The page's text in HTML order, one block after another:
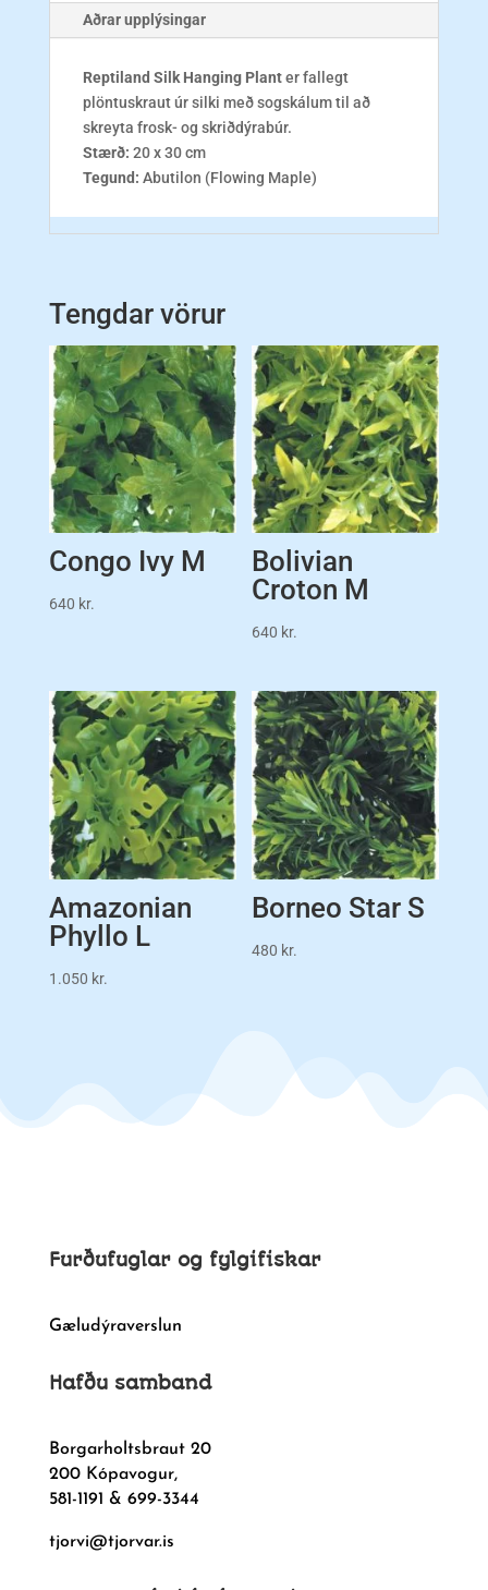
Aðrar upplýsingar
Reptiland Silk Hanging Planter fallegt
plöntuskraut úr silki með sogskálum til að
skreyta frosk- og skriðdýrabúr.
Stærð: 20 x 30 cm
Tegund: Abutilon (Flowing Maple)
Tengdar vörur
Congo Ivy M
640 kr.
Bolivian
Croton M
640 kr.
Amazonian
Phyllo L
1.050 kr.
Borneo Star S
480 kr.
Furðufuglar og fylgifiskar
Gæludýraverslun
Hafðu samband
Borgarholtsbraut 20
200 Kópavogur,
581-1191 & 699-3344
tjorvi@tjorvar.is